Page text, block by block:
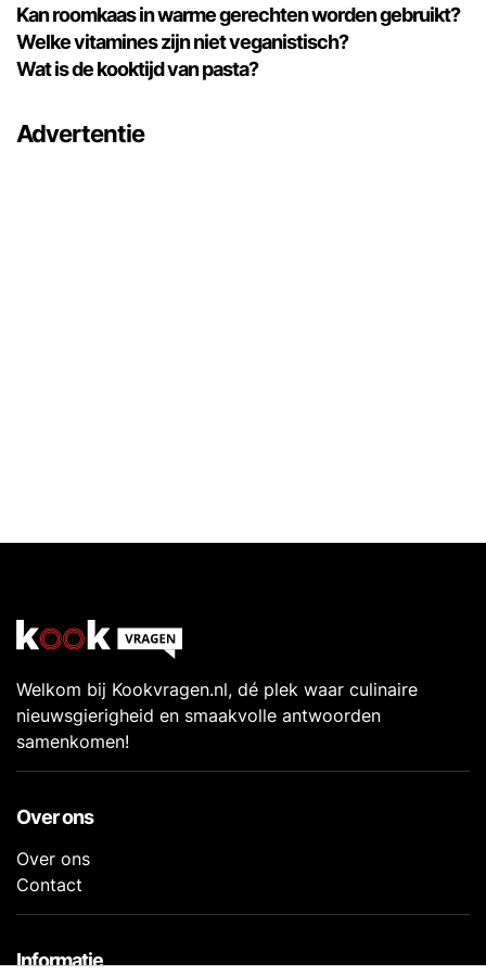
Kan roomkaas in warme gerechten worden gebruikt?
Welke vitamines zijn niet veganistisch?
Wat is de kooktijd van pasta?
Advertentie
Welkom bij Kookvragen.nl, dé plek waar culinaire
nieuwsgierigheid en smaakvolle antwoorden
samenkomen!
Over ons
Over ons
Contact
Informatie